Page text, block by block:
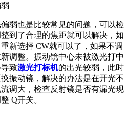
弱也是比较常见的问题，可以检
到了合理的焦距就可以解决，如
新选择 CW就可以了，如果不调
调整。振动镜中心未被激光打中
致激光打标机的出光较弱，此时
振动镜，解决的办法是在开光不
调大，检查反射镜是否有漏光现
Q开关。